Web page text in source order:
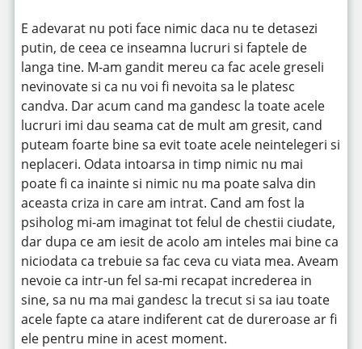
E adevarat nu poti face nimic daca nu te detasezi
putin, de ceea ce inseamna lucruri si faptele de
langa tine. M-am gandit mereu ca fac acele greseli
nevinovate si ca nu voi fi nevoita sa le platesc
candva. Dar acum cand ma gandesc la toate acele
lucruri imi dau seama cat de mult am gresit, cand
puteam foarte bine sa evit toate acele neintelegeri si
neplaceri. Odata intoarsa in timp nimic nu mai
poate fi ca inainte si nimic nu ma poate salva din
aceasta criza in care am intrat. Cand am fost la
psiholog mi-am imaginat tot felul de chestii ciudate,
dar dupa ce am iesit de acolo am inteles mai bine ca
niciodata ca trebuie sa fac ceva cu viata mea. Aveam
nevoie ca intr-un fel sa-mi recapat increderea in
sine, sa nu ma mai gandesc la trecut si sa iau toate
acele fapte ca atare indiferent cat de dureroase ar fi
ele pentru mine in acest moment.